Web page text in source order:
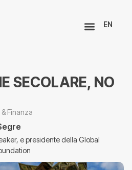
EN
SECOLARE, NO
Finanza
e presidente della Global